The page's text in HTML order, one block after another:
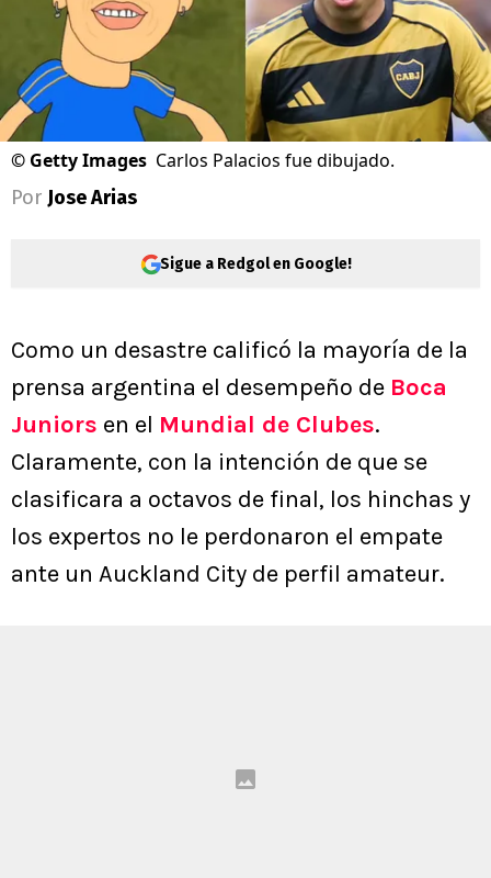
© Getty Images Carlos Palacios fue dibujado.
Por Jose Arias
Sigue a Redgol en Google!
Como un desastre calificó la mayoría de la
prensa argentina el desempeño de Boca
Juniors en el Mundial de Clubes.
Claramente, con la intención de que se
clasificara a octavos de final, los hinchas y
los expertos no le perdonaron el empate
ante un Auckland City de perfil amateur.